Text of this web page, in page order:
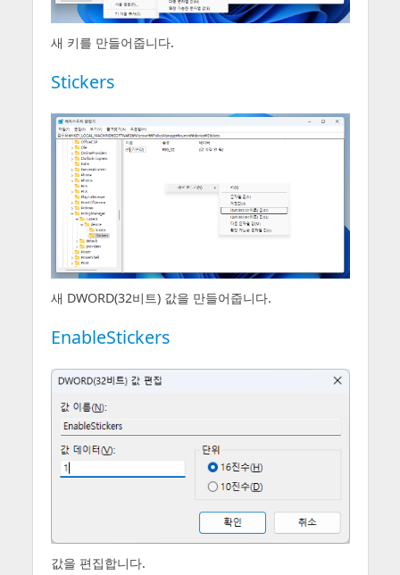
새 키를 만들어줍니다.
Stickers
새 DWORD(32비트) 값을 만들어줍니다.
EnableStickers
값을 편집합니다.